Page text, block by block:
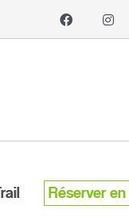
Réserver